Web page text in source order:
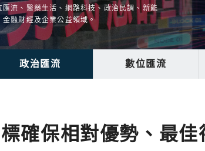
流、醫藥生活、網路科技、政治民調、新能
金融財經及企業公益領域。
政治匯流 數位匯流
確保相對優勢、最佳